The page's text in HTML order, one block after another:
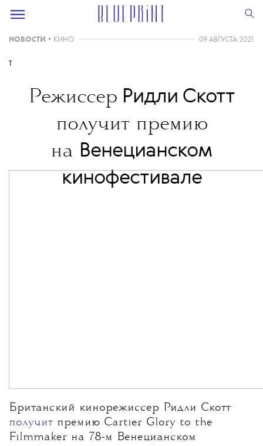
НОВОСТИ • КИНО 09 АВГУСТА 2021
T
Режиссер Ридли Скотт
получит премию
на Венецианском
кинофестивале
Британский кинорежиссер Ридли Скотт
получит премию Cartier Glory to the
Filmmaker на 78-м Венецианском